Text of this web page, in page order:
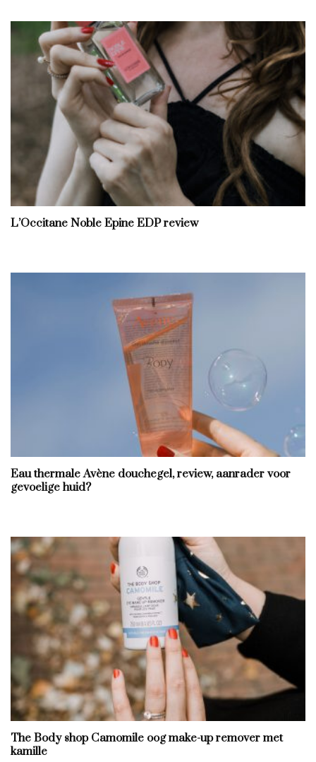
L’Occitane Noble Epine EDP review
Eau thermale Avène douchegel, review, aanrader voor
gevoelige huid?
The Body shop Camomile oog make-up remover met
kamille